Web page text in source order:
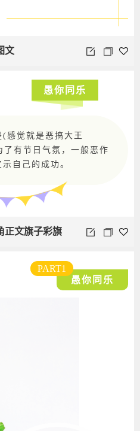
文
愚你同乐
感觉就是恶搞大王
有节日气氛，一般恶作
自己的成功。
正文旗子彩旗
PART1
愚你同乐